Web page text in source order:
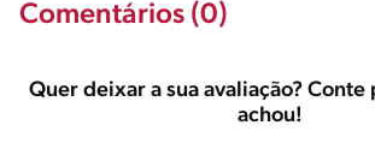
Comentários (0)
Quer deixar a sua avaliação? Conte
achou!